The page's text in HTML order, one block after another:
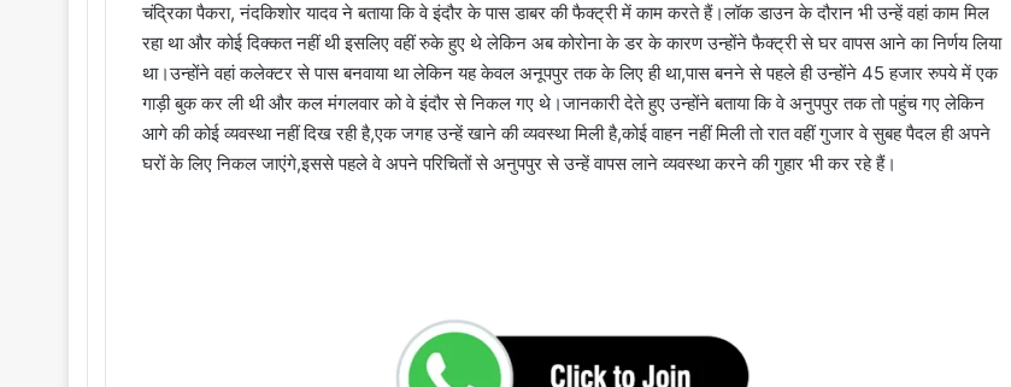
चंद्रिका पैकरा, नंदकिशोर यादव ने बताया कि वे इंदौर के पास डाबर की फैक्ट्री में काम करते हैं।लॉक डाउन के दौरान भी उन्हें वहां काम मिल
रहा था और कोई दिक्कत नहीं थी इसलिए वहीं रुके हुए थे लेकिन अब कोरोना के डर के कारण उन्होंने फैक्ट्री से घर वापस आने का निर्णय लिया
था।उन्होंने वहां कलेक्टर से पास बनवाया था लेकिन यह केवल अनूपपुर तक के लिए ही था,पास बनने से पहले ही उन्होंने 45 हजार रुपये में एक
गाड़ी बुक कर ली थी और कल मंगलवार को वे इंदौर से निकल गए थे।जानकारी देते हुए उन्होंने बताया कि वे अनुपपुर तक तो पहुंच गए लेकिन
आगे की कोई व्यवस्था नहीं दिख रही है,एक जगह उन्हें खाने की व्यवस्था मिली है,कोई वाहन नहीं मिली तो रात वहीं गुजार वे सुबह पैदल ही अपने
घरों के लिए निकल जाएंगे,इससे पहले वे अपने परिचितों से अनुपपुर से उन्हें वापस लाने व्यवस्था करने की गुहार भी कर रहे हैं।